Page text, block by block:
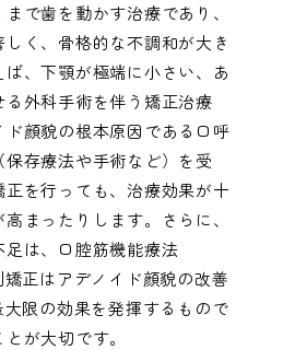
で歯を動かす治療であり、
く、骨格的な不調和が大き
、下顎が極端に小さい、あ
外科手術を伴う矯正治療
顔貌の根本原因である口呼
存療法や手術など）を受
を行っても、治療効果が十
まったりします。さらに、
は、口腔筋機能療法
正はアデノイド顔貌の改善
限の効果を発揮するもので
が大切です。